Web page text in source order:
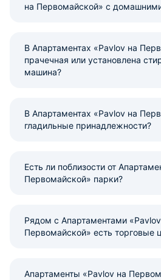
на Первомайской» с
В Апартаментах «Pavlov на
прачечная или установлена
машина?
В Апартаментах «Pavlov на
гладильные принадлежности?
Есть ли поблизости от
Первомайской» парки?
Рядом с Апартаментами
Первомайской» есть торговые
Апартаменты «Pavlov на